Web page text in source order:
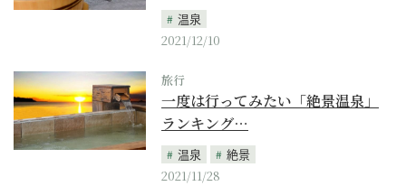
温泉
2021/12/10
旅行
一度は行ってみたい「絶景温泉」
ランキング…
温泉
絶景
2021/11/28